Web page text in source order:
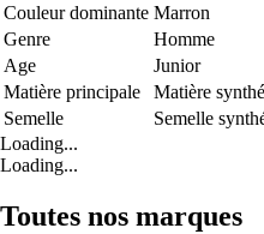
Couleur dominante Marron
Genre
Homme
Age
Junior
Matière principale
Matière
Semelle
Semelle
Loading...
Loading...
Toutes nos marques